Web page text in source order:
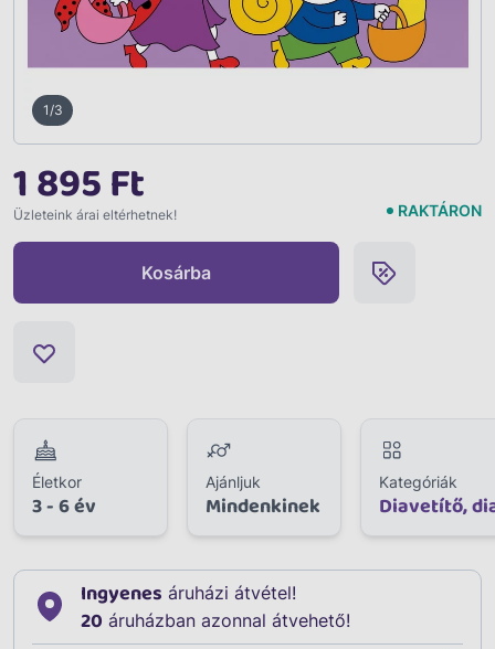
1/3
1 895 Ft
Üzleteink árai eltérhetnek! RAKTÁRON
Kosárba
Életkor
3 - 6 év
Ajánljuk
Mindenkinek
Kategóriák
Diavetítő,
Ingyenes áruházi átvétel!
20 áruházban azonnal átvehető!